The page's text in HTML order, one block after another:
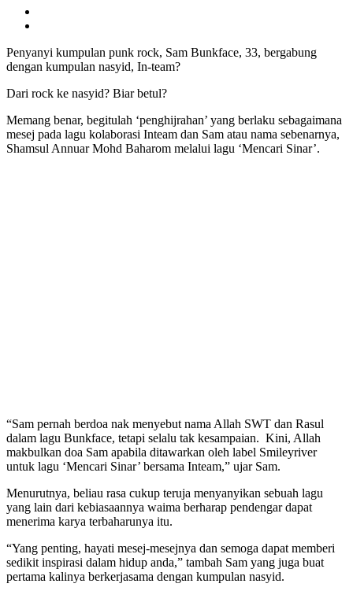
Penyanyi kumpulan punk rock, Sam Bunkface, 33, bergabung
dengan kumpulan nasyid, In-team?
Dari rock ke nasyid? Biar betul?
Memang benar, begitulah ‘penghijrahan’ yang berlaku sebagaimana
mesej pada lagu kolaborasi Inteam dan Sam atau nama sebenarnya,
Shamsul Annuar Mohd Baharom melalui lagu ‘Mencari Sinar’.
“Sam pernah berdoa nak menyebut nama Allah SWT dan Rasul
dalam lagu Bunkface, tetapi selalu tak kesampaian. Kini, Allah
makbulkan doa Sam apabila ditawarkan oleh label Smileyriver
untuk lagu ‘Mencari Sinar’ bersama Inteam,” ujar Sam.
Menurutnya, beliau rasa cukup teruja menyanyikan sebuah lagu
yang lain dari kebiasaannya waima berharap pendengar dapat
menerima karya terbaharunya itu.
“Yang penting, hayati mesej-mesejnya dan semoga dapat memberi
sedikit inspirasi dalam hidup anda,” tambah Sam yang juga buat
pertama kalinya berkerjasama dengan kumpulan nasyid.